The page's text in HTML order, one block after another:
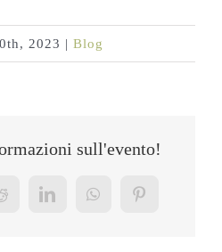
2023 | Blog
sull'evento!
LinkedInWhatsAppPinterest